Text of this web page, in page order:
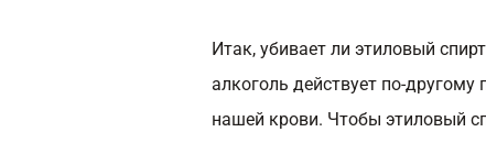
Итак, убивает ли этиловый
алкоголь действует по-другому
нашей крови. Чтобы этиловый